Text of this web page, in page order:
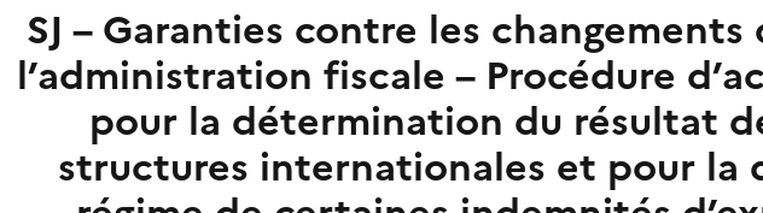
SJ – Garanties contre les
l’administration fiscale – Procédure
pour la détermination du résultat
structures internationales et pour la